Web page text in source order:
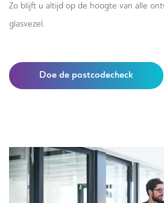
Zo blijft u altijd op de hoogte van alle
glasvezel.
Doe de postcodecheck